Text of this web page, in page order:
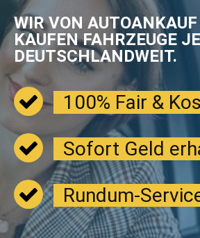
WIR VON
KAUFEN FAHRZEUGE
DEUTSCHLANDWEIT.
100% Fair &
Sofort Geld
Rundum-